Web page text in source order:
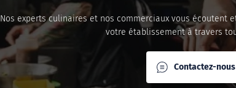
Nos experts culinaires et nos commerciaux vous écoutent
votre établissement à travers
Contactez-nous